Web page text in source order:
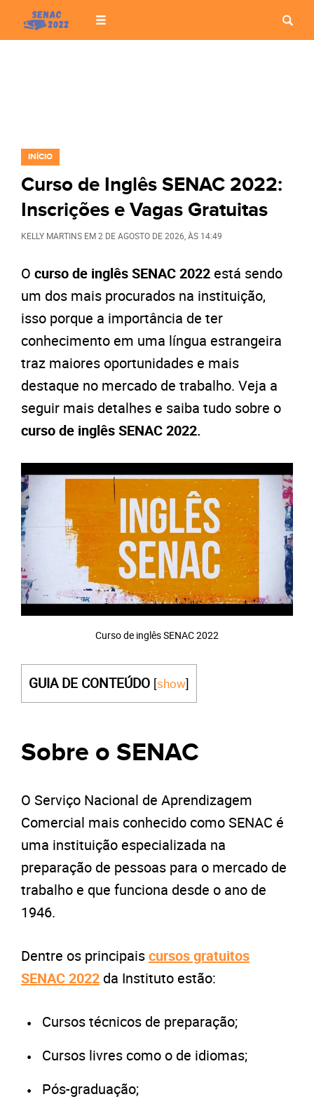
INÍCIO
Curso de Inglês SENAC 2022:
Inscrições e Vagas Gratuitas
KELLY MARTINS EM2 DE AGOSTO DE 2026 , ÀS 14:49
O curso de inglês SENAC 2022 está sendo
um dos mais procurados na instituição,
isso porque a importância de ter
conhecimento em uma língua estrangeira
traz maiores oportunidades e mais
destaque no mercado de trabalho. Veja a
seguir mais detalhes e saiba tudo sobre o
curso de inglês SENAC 2022.
Curso de inglês SENAC 2022
GUIA DE CONTEÚDO [show]
Sobre o SENAC
O Serviço Nacional de Aprendizagem
Comercial mais conhecido como SENAC é
uma instituição especializada na
preparação de pessoas para o mercado de
trabalho e que funciona desde o ano de
1946.
Dentre os principaiscursos gratuitos
SENAC 2022 da Instituto estão:
Cursos técnicos de preparação;
Cursos livres como o de idiomas;
Pós-graduação;